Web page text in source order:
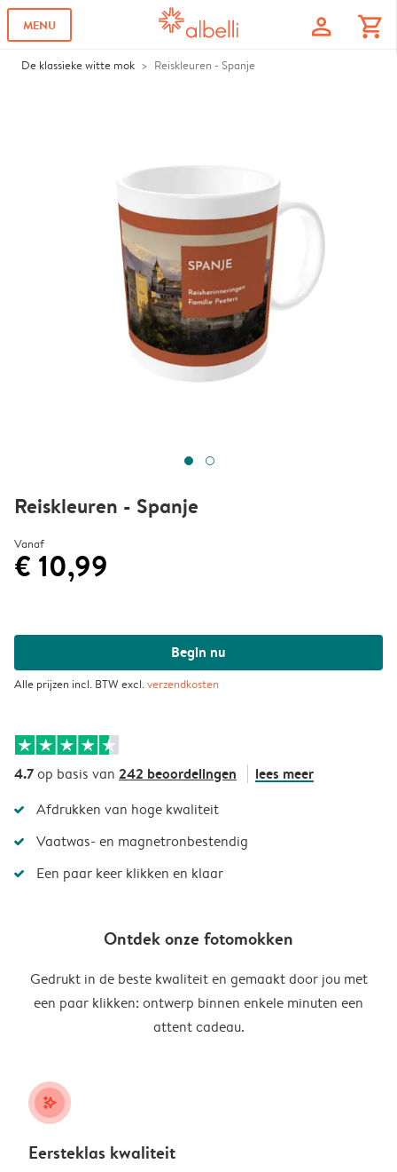
MENU profile shopping_cart
De klassieke witte mok Reiskleuren - Spanje
Reiskleuren - Spanje
Vanaf
€ 10,99
Begin nu
Alle prijzen incl. BTW excl.verzendkosten
4.7op basis van 242 beoordelingen lees meer
Afdrukken van hoge kwaliteit
Vaatwas- en magnetronbestendig
Een paar keer klikken en klaar
Ontdek onze fotomokken
Gedrukt in de beste kwaliteit en gemaakt door jou met
een paar klikken: ontwerp binnen enkele minuten een
attent cadeau.
stars_plus
Eersteklas kwaliteit